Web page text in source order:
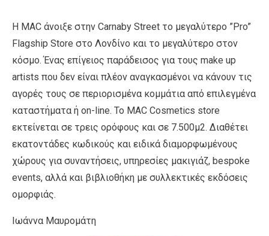
Η ΜΑC άνοιξε στην Carnaby Street το μεγαλύτερο ”Pro”
Flagship Store στο Λονδίνο και το μεγαλύτερο στον
κόσμο. Ένας επίγειος παράδεισος για τους make up
artists που δεν είναι πλέον αναγκασμένοι να κάνουν τις
αγορές τους σε περιορισμένα κομμάτια από επιλεγμένα
καταστήματα ή οn-line. To ΜΑC Cosmetics store
εκτείνεται σε τρεις ορόφους και σε 7.500μ2. Διαθέτει
εκατοντάδες κωδικούς και ειδικά διαμορφωμένους
χώρους για συναντήσεις, υπηρεσίες μακιγιάζ, bespoke
events, αλλά και βιβλιοθήκη με συλλεκτικές εκδόσεις
ομορφιάς.
Ιωάννα Μαυρομάτη